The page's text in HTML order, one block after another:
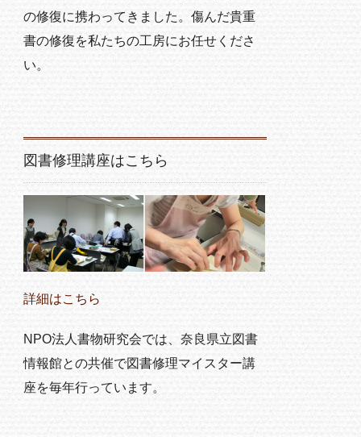
の修復に携わってきました。傷んだ貴重
書の修復を私たちの工房にお任せくださ
い。
図書修理講座はこちら
詳細はこちら
NPO法人書物研究会では、奈良県立図書
情報館との共催で図書修理マイスター講
座を毎年行っています。